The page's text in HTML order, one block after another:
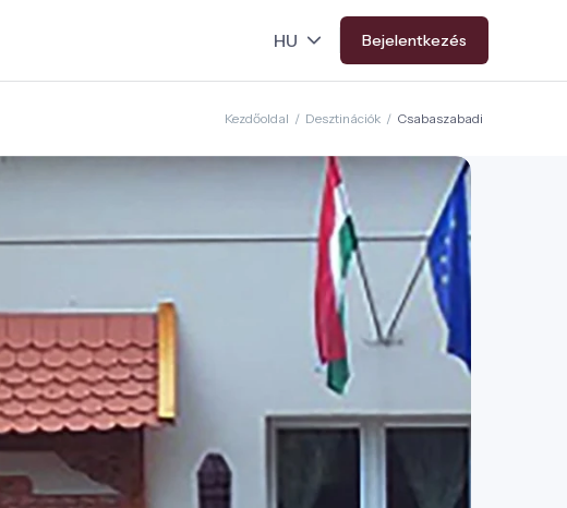
Bejelentkezés
Kezdőoldal / Desztinációk / Csabaszabadi